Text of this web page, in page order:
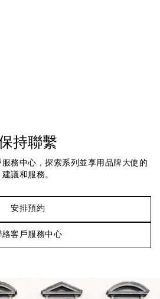
持聯繫
務中心，探索系列並享用品牌大使的
建議和服務。
安排預約
絡客戶服務中心